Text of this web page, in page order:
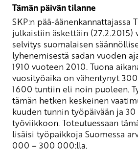
Tämän päivän tilanne
SKP:n pää-äänenkannattajassa
julkaistiin äskettäin (27.2.2015)
selvitys suomalaisen
lyhenemisestä sadan vuoden
1910 vuoteen 2010. Tuona
vuosityöaika on vähentynyt
1600 tuntiin eli noin puoleen.
tämän hetken keskeinen
kuuden tunnin työpäivään ja
työviikkoon. Toteutuessaan
lisäisi työpaikkoja Suomessa
000 – 300 000:lla.